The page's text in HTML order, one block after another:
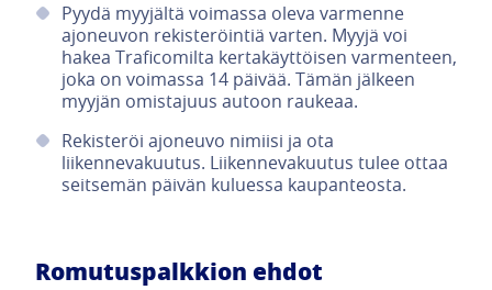
Pyydä myyjältä voimassa oleva varmenne
ajoneuvon rekisteröintiä varten. Myyjä voi
hakea Traficomilta kertakäyttöisen varmenteen,
joka on voimassa 14 päivää. Tämän jälkeen
myyjän omistajuus autoon raukeaa.
Rekisteröi ajoneuvo nimiisi ja ota
liikennevakuutus. Liikennevakuutus tulee ottaa
seitsemän päivän kuluessa kaupanteosta.
Romutuspalkkion ehdot